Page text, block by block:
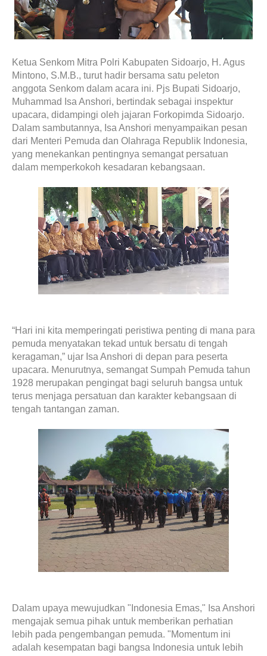
Ketua Senkom Mitra Polri Kabupaten Sidoarjo, H. Agus
Mintono, S.M.B., turut hadir bersama satu peleton
anggota Senkom dalam acara ini. Pjs Bupati Sidoarjo,
Muhammad Isa Anshori, bertindak sebagai inspektur
upacara, didampingi oleh jajaran Forkopimda Sidoarjo.
Dalam sambutannya, Isa Anshori menyampaikan pesan
dari Menteri Pemuda dan Olahraga Republik Indonesia,
yang menekankan pentingnya semangat persatuan
dalam memperkokoh kesadaran kebangsaan.
“Hari ini kita memperingati peristiwa penting di mana para
pemuda menyatakan tekad untuk bersatu di tengah
keragaman,” ujar Isa Anshori di depan para peserta
upacara. Menurutnya, semangat Sumpah Pemuda tahun
1928 merupakan pengingat bagi seluruh bangsa untuk
terus menjaga persatuan dan karakter kebangsaan di
tengah tantangan zaman.
Dalam upaya mewujudkan "Indonesia Emas," Isa Anshori
mengajak semua pihak untuk memberikan perhatian
lebih pada pengembangan pemuda. "Momentum ini
adalah kesempatan bagi bangsa Indonesia untuk lebih